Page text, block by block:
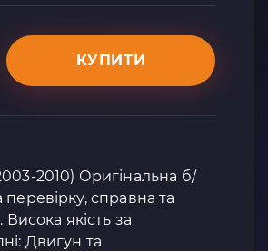
КУПИТИ
2010) Оригінальна б/
справна та
якість за
Двигун та